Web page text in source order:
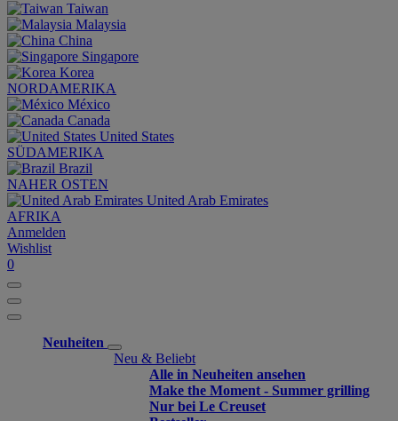
Taiwan
Malaysia
China
Singapore
Korea
NORDAMERIKA
México
Canada
United States
SÜDAMERIKA
Brazil
NAHER OSTEN
United Arab Emirates
AFRIKA
Anmelden
Wishlist
0
Neuheiten
Neu & Beliebt
Alle in Neuheiten ansehen
Make the Moment - Summer grilling
Nur bei Le Creuset